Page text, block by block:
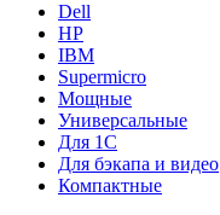
Dell
HP
IBM
Supermicro
Мощные
Универсальные
Для 1С
Для бэкапа и видео
Компактные